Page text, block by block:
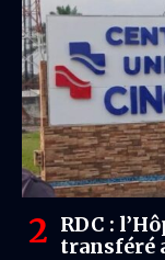
RDC :
transféré